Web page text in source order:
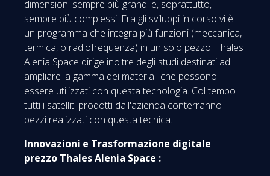
dimensioni sempre più grandi e, soprattutto,
sempre più complessi. Fra gli sviluppi in corso vi è
un programma che integra più funzioni (meccanica,
termica, o radiofrequenza) in un solo pezzo. Thales
Alenia Space dirige inoltre degli studi destinati ad
ampliare la gamma dei materiali che possono
essere utilizzati con questa tecnologia. Col tempo
tutti i satelliti prodotti dall'azienda conterranno
pezzi realizzati con questa tecnica.
Innovazioni e Trasformazione digitale
prezzo Thales Alenia Space :